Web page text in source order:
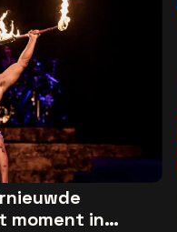
moment in